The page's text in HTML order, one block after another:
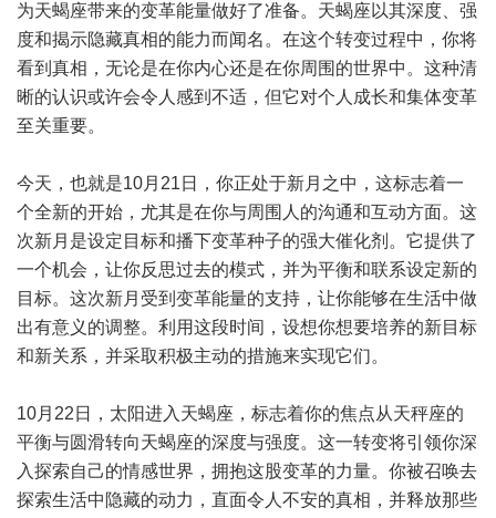
为天蝎座带来的变革能量做好了准备。天蝎座以其深度、强
度和揭示隐藏真相的能力而闻名。在这个转变过程中，你将
看到真相，无论是在你内心还是在你周围的世界中。这种清
晰的认识或许会令人感到不适，但它对个人成长和集体变革
至关重要。
今天，也就是10月21日，你正处于新月之中，这标志着一
个全新的开始，尤其是在你与周围人的沟通和互动方面。这
次新月是设定目标和播下变革种子的强大催化剂。它提供了
一个机会，让你反思过去的模式，并为平衡和联系设定新的
目标。这次新月受到变革能量的支持，让你能够在生活中做
出有意义的调整。利用这段时间，设想你想要培养的新目标
和新关系，并采取积极主动的措施来实现它们。
10月22日，太阳进入天蝎座，标志着你的焦点从天秤座的
平衡与圆滑转向天蝎座的深度与强度。这一转变将引领你深
入探索自己的情感世界，拥抱这股变革的力量。你被召唤去
探索生活中隐藏的动力，直面令人不安的真相，并释放那些